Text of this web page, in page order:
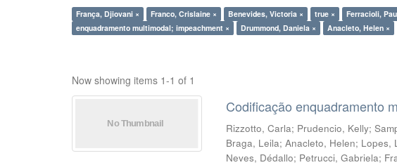
França, Djiovani × Franco, Crislaine × Benevides, Victoria × true × Ferracioli,
enquadramento multimodal; impeachment ×
Drummond, Daniela × Anacleto, Helen ×
Now showing items 1-1 of 1
Codificação enquadramento
Rizzotto, Carla; Prudencio, Kelly;
Braga, Leila;Anacleto, Helen; Lopes,
Neves, Dédallo; Petrucci, Gabriela;